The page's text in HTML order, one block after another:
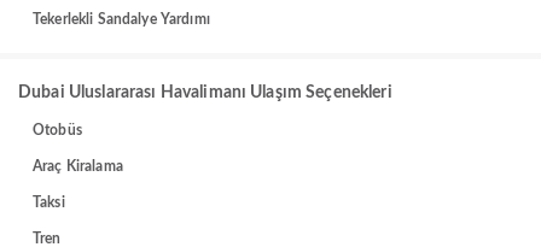
Tekerlekli Sandalye Yardımı
Dubai Uluslararası Havalimanı Ulaşım Seçenekleri
Otobüs
Araç Kiralama
Taksi
Tren